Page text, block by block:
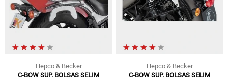
Hepco & Becker
C-BOW SUP. BOLSAS SELIM
Hepco & Becker
C-BOW SUP. BOLSAS SELIM